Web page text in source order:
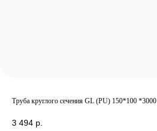
Труба круглого сечения GL (PU) 150*100 *3000
3 494 р.